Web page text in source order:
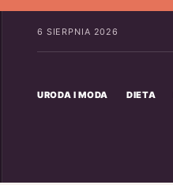
6 SIERPNIA 2026
URODA I MODA DIETA